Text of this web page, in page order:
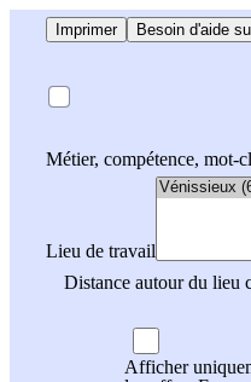
Imprimer Besoin d'aide
Métier, compétence, mot-
Lieu de travail
Distance autour du lieu
Afficher